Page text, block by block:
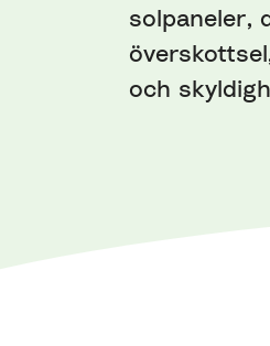
solpaneler,
och